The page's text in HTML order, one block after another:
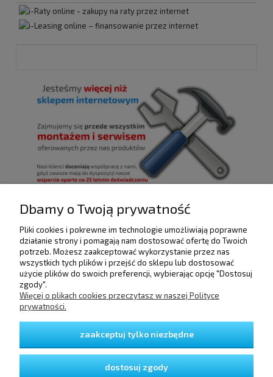
POMOC
DOSTAWA I PŁATNOŚCI
GWARANCJA I ZWROTY
Dbamy o Twoją prywatność
Pliki cookies i pokrewne im technologie umożliwiają poprawne
działanie strony i pomagają nam dostosować ofertę do Twoich
potrzeb. Możesz zaakceptować wykorzystanie przez nas
wszystkich tych plików i przejść do sklepu lub dostosować
użycie plików do swoich preferencji, wybierając opcję "Dostosuj
zgody".
Więcej o plikach cookies przeczytasz w naszej Polityce
prywatności.
zaakceptuj tylko niezbędne
dostosuj zgody